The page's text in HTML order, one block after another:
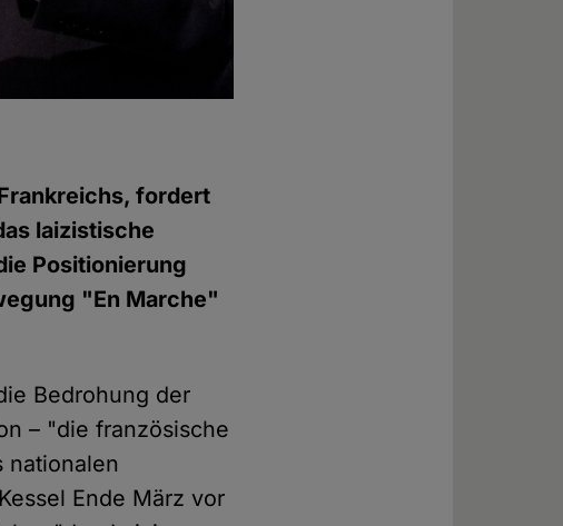
fordert
laizistische
Positionierung
"En Marche"
Bedrohung der
– "die französische
nationalen
Ende März vor